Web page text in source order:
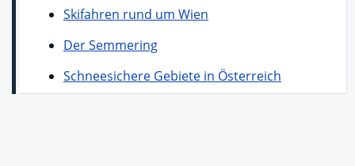
Skifahren rund um Wien
Der Semmering
Schneesichere Gebiete in Österreich